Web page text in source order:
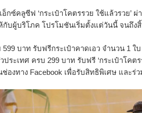
ซ์คลูซีฟ ‘กระเป๋าโคตรรวย ใช้แล้วรวย’ ผ่
บผู้บริโภค โปรโมชันเริ่มตั้งแต่วันนี้ จนถึง
บาท รับฟรีกระเป๋าคาดเอว จำนวน 1
ะเทศ ครบ 299 บาท รับฟรี ‘กระเป๋าโคต
องทาง Facebook เพื่อรับสิทธิพิเศษ และร่